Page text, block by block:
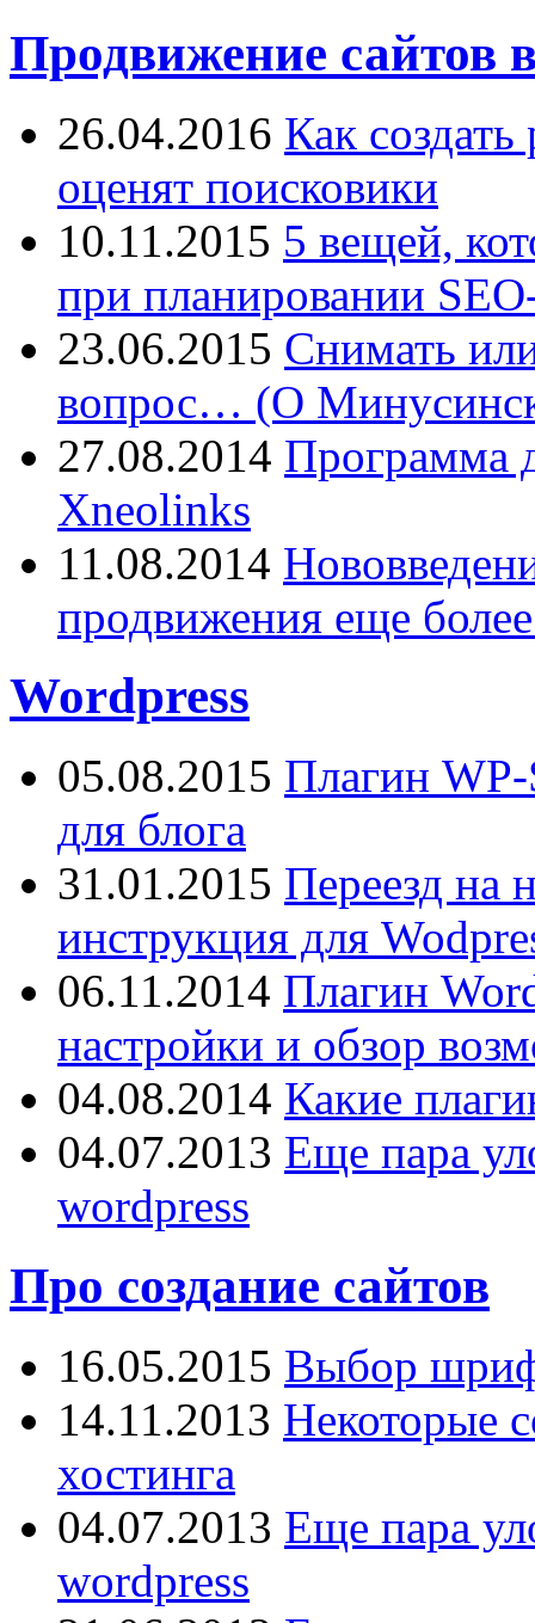
Продвижение сайтов
26.04.2016 Как
оценят поисковики
10.11.2015 5 вещей,
при планировании
23.06.2015 Снимать
вопрос… (О
27.08.2014 Программа
Xneolinks
11.08.2014
продвижения еще
Wordpress
05.08.2015 Плагин WP-
для блога
31.01.2015 Переезд на
инструкция для
06.11.2014 Плагин
настройки и обзор
04.08.2014 Какие
04.07.2013 Еще пара
wordpress
Про создание сайтов
16.05.2015 Выбор
14.11.2013 Некоторые
хостинга
04.07.2013 Еще пара
wordpress